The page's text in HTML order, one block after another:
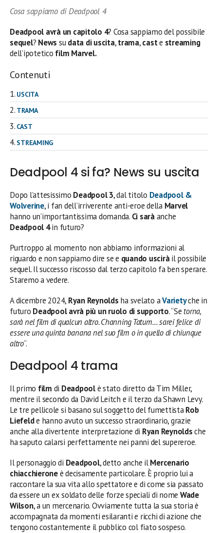
Cosa sappiamo di Deadpool 4
Deadpool avrà un capitolo 4? Cosa sappiamo del possibile
sequel? News sudata di uscita,trama,caste streaming
dell’ipotetico film Marvel.
Contenuti
USCITA
TRAMA
CAST
STREAMING
Deadpool 4 si fa? News su uscita
Dopo l’attesissimo Deadpool 3, dal titolo Deadpool &
Wolverine, i fan dell’irriverente anti-eroe della Marvel
hanno un’importantissima domanda. Ci saràanche
Deadpool 4in futuro?
Purtroppo al momento non abbiamo informazioni al
riguardo e non sappiamo dire se e quando usciràil possibile
sequel. Il successo riscosso dal terzo capitolo fa ben sperare.
Staremo a vedere.
A dicembre 2024, Ryan Reynolds ha svelato aVarietyche in
futuro Deadpool avrà più un ruolo di supporto. “Se torna,
sarà nel film di qualcun altro. Channing Tatum… sarei felice di
essere una quinta banana nel suo film o in quello di chiunque
altro“.
Deadpool 4 trama
Il primo film di Deadpoolè stato diretto da Tim Miller,
mentre il secondo da David Leitch e il terzo da Shawn Levy.
Le tre pellicole si basano sul soggetto del fumettistaRob
Liefelde hanno avuto un successo straordinario, grazie
anche alla divertente interpretazione di Ryan Reynoldsche
ha saputo calarsi perfettamente nei panni del supereroe.
Il personaggio di Deadpool, detto anche ilMercenario
chiacchieroneè decisamente particolare. È proprio lui a
raccontare la sua vita allo spettatore e di come sia passato
da essere un ex soldato delle forze speciali di nome Wade
Wilson, a un mercenario. Ovviamente tutta la sua storia è
accompagnata da momenti esilaranti e ricchi di azione che
tengono costantemente il pubblico col fiato sospeso.